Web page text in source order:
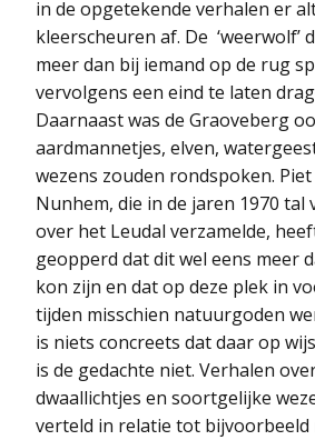
in de opgetekende verhalen er
kleerscheuren af. De ‘weerwolf’
meer dan bij iemand op de rug
vervolgens een eind te laten
Daarnaast was de Graoveberg
aardmannetjes, elven,
wezens zouden rondspoken.
Nunhem, die in de jaren 1970 tal
over het Leudal verzamelde,
geopperd dat dit wel eens meer
kon zijn en dat op deze plek in
tijden misschien natuurgoden
is niets concreets dat daar op
is de gedachte niet. Verhalen
dwaallichtjes en soortgelijke
verteld in relatie tot bijvoorbeeld